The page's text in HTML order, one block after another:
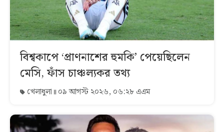
বিশ্বকাপে ‘প্রাণনাশের হুমকি’ পেয়েছিলেন
মেসি, ফাঁস চাঞ্চল্যকর তথ্য
খেলাধুলা ০৯ আগস্ট ২০২৬, ০৬:২৮ এএম